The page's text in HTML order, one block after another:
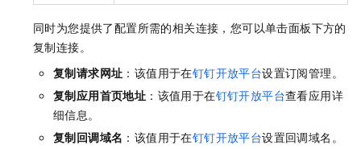
同时为您提供了配置所需的相关连接，您可以单击面板下方的
复制连接。
复制请求网址 ：该值用于在钉钉开放平台设置订阅管理。
复制应用首页地址 ：该值用于在钉钉开放平台查看应用详
细信息。
复制回调域名 ：该值用于在钉钉开放平台设置回调域名。